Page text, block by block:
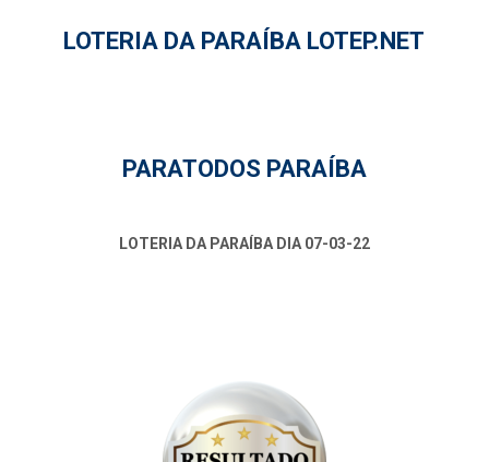
LOTERIA DA PARAÍBA LOTEP.NET
PARATODOS PARAÍBA
LOTERIA DA PARAÍBA DIA 07-03-22